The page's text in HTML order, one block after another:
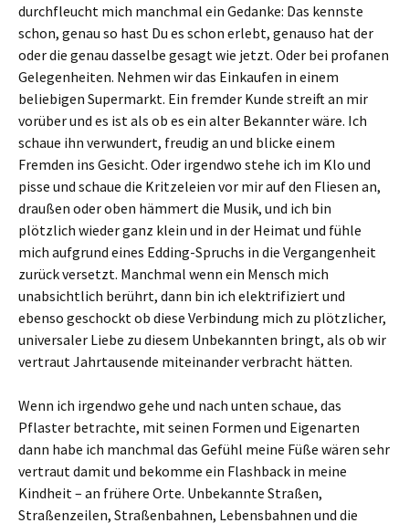
durchfleucht mich manchmal ein Gedanke: Das kennste
schon, genau so hast Du es schon erlebt, genauso hat der
oder die genau dasselbe gesagt wie jetzt. Oder bei profanen
Gelegenheiten. Nehmen wir das Einkaufen in einem
beliebigen Supermarkt. Ein fremder Kunde streift an mir
vorüber und es ist als ob es ein alter Bekannter wäre. Ich
schaue ihn verwundert, freudig an und blicke einem
Fremden ins Gesicht. Oder irgendwo stehe ich im Klo und
pisse und schaue die Kritzeleien vor mir auf den Fliesen an,
draußen oder oben hämmert die Musik, und ich bin
plötzlich wieder ganz klein und in der Heimat und fühle
mich aufgrund eines Edding-Spruchs in die Vergangenheit
zurück versetzt. Manchmal wenn ein Mensch mich
unabsichtlich berührt, dann bin ich elektrifiziert und
ebenso geschockt ob diese Verbindung mich zu plötzlicher,
universaler Liebe zu diesem Unbekannten bringt, als ob wir
vertraut Jahrtausende miteinander verbracht hätten.
Wenn ich irgendwo gehe und nach unten schaue, das
Pflaster betrachte, mit seinen Formen und Eigenarten
dann habe ich manchmal das Gefühl meine Füße wären sehr
vertraut damit und bekomme ein Flashback in meine
Kindheit – an frühere Orte. Unbekannte Straßen,
Straßenzeilen, Straßenbahnen, Lebensbahnen und die